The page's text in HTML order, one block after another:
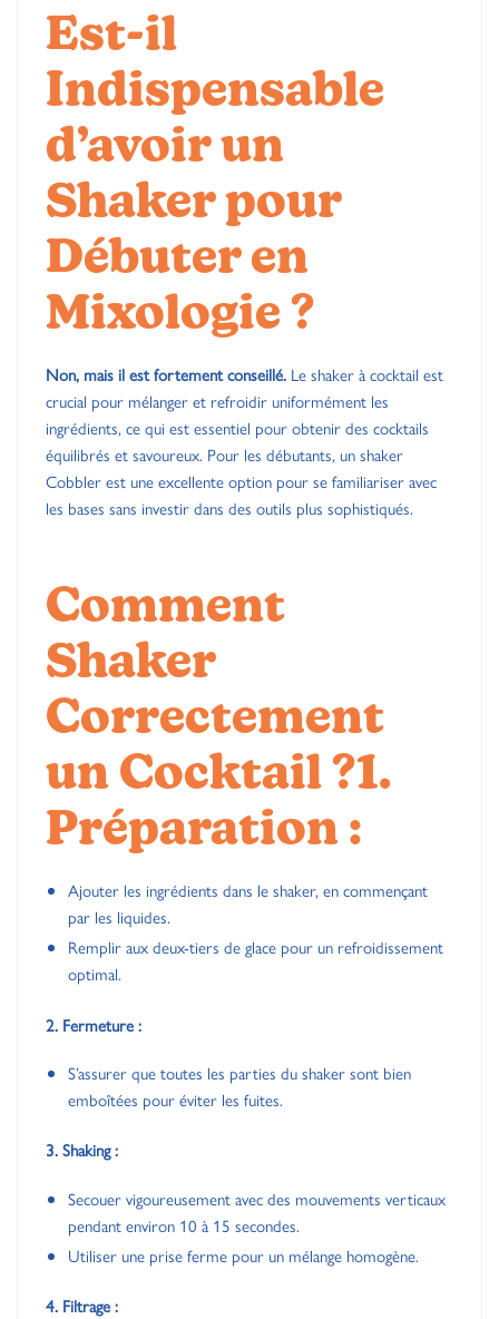
Est-il
Indispensable
d’avoir un
Shaker pour
Débuter en
Mixologie ?
Non, mais il est fortement conseillé. Le shaker à cocktail est
crucial pour mélanger et refroidir uniformément les
ingrédients, ce qui est essentiel pour obtenir des cocktails
équilibrés et savoureux. Pour les débutants, un shaker
Cobbler est une excellente option pour se familiariser avec
les bases sans investir dans des outils plus sophistiqués.
Comment
Shaker
Correctement
un Cocktail ?1.
Préparation :
Ajouter les ingrédients dans le shaker, en commençant
par les liquides.
Remplir aux deux-tiers de glace pour un refroidissement
optimal.
2. Fermeture :
S’assurer que toutes les parties du shaker sont bien
emboîtées pour éviter les fuites.
3. Shaking :
Secouer vigoureusement avec des mouvements verticaux
pendant environ 10 à 15 secondes.
Utiliser une prise ferme pour un mélange homogène.
4. Filtrage :